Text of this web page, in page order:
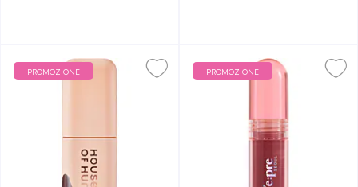
PROMOZIONE PROMOZIONE